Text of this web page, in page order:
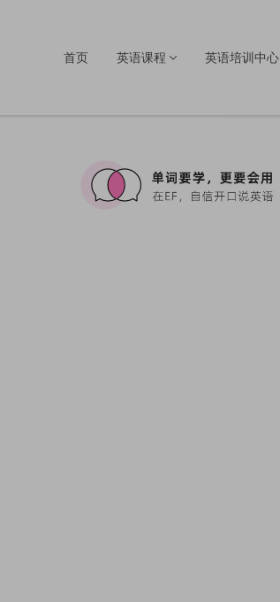
首页 英语课程 英语培训中心